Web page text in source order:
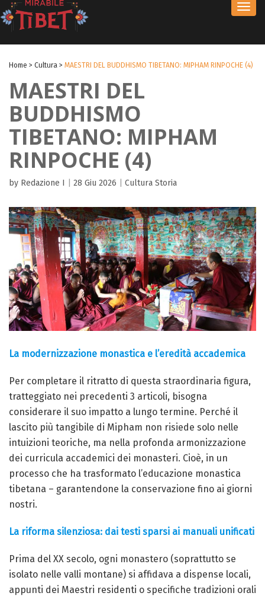
Home > Cultura > MAESTRI DEL BUDDHISMO TIBETANO: MIPHAM RINPOCHE (4)
MAESTRI DEL
BUDDHISMO
TIBETANO: MIPHAM
RINPOCHE (4)
by Redazione I 28 Giu 2026 Cultura Storia
La modernizzazione monastica e l’eredità accademica
Per completare il ritratto di questa straordinaria figura,
tratteggiato nei precedenti 3 articoli, bisogna
considerare il suo impatto a lungo termine. Perché il
lascito più tangibile di Mipham non risiede solo nelle
intuizioni teoriche, ma nella profonda armonizzazione
dei curricula accademici dei monasteri. Cioè, in un
processo che ha trasformato l’educazione monastica
tibetana – garantendone la conservazione fino ai giorni
nostri.
La riforma silenziosa: dai testi sparsi ai manuali unificati
Prima del XX secolo, ogni monastero (soprattutto se
isolato nelle valli montane) si affidava a dispense locali,
appunti dei Maestri residenti o specifiche tradizioni orali